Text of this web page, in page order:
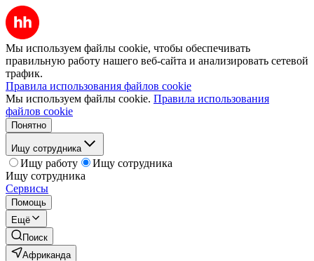
Мы используем файлы cookie, чтобы обеспечивать
правильную работу нашего веб-сайта и анализировать сетевой
трафик.
Правила использования файлов cookie
Мы используем файлы cookie. Правила использования
файлов cookie
Понятно
Ищу сотрудника
Ищу работу
Ищу сотрудника
Ищу сотрудника
Сервисы
Помощь
Ещё
Поиск
Африканда